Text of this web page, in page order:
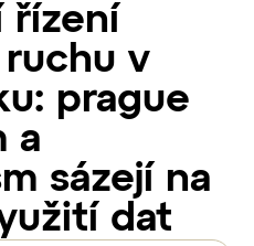
řízení
v
prague
a
sázejí na
dat